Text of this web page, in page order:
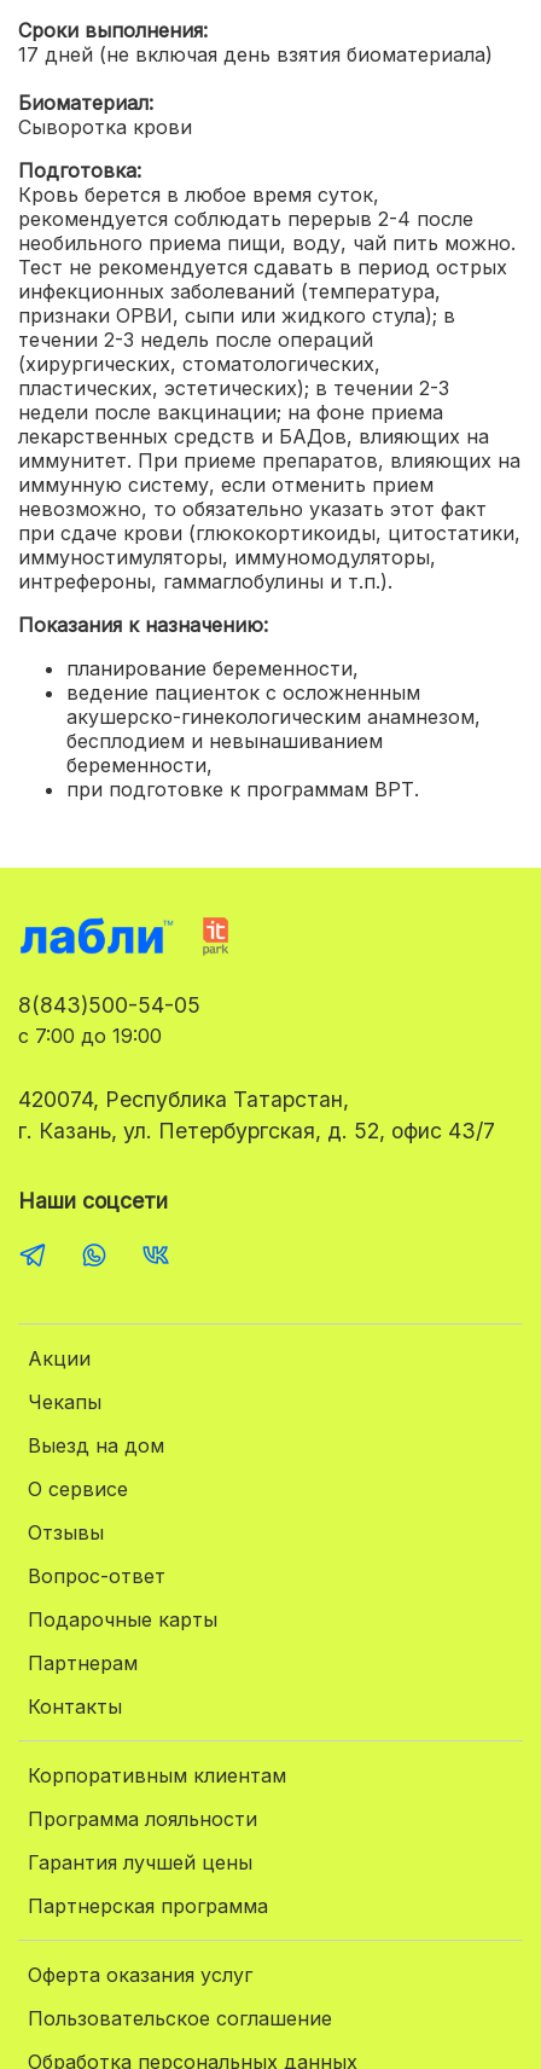
Сроки выполнения:
17 дней (не включая день взятия биоматериала)
Биоматериал:
Сыворотка крови
Подготовка:
Кровь берется в любое время суток,
рекомендуется соблюдать перерыв 2-4 после
необильного приема пищи, воду, чай пить можно.
Тест не рекомендуется сдавать в период острых
инфекционных заболеваний (температура,
признаки ОРВИ, сыпи или жидкого стула); в
течении 2-3 недель после операций
(хирургических, стоматологических,
пластических, эстетических); в течении 2-3
недели после вакцинации; на фоне приема
лекарственных средств и БАДов, влияющих на
иммунитет. При приеме препаратов, влияющих на
иммунную систему, если отменить прием
невозможно, то обязательно указать этот факт
при сдаче крови (глюкокортикоиды, цитостатики,
иммуностимуляторы, иммуномодуляторы,
интрефероны, гаммаглобулины и т.п.).
Показания к назначению:
планирование беременности,
ведение пациенток с осложненным
акушерско-гинекологическим анамнезом,
бесплодием и невынашиванием
беременности,
при подготовке к программам ВРТ.
Акции
Чекапы
Выезд на дом
О сервисе
Отзывы
Вопрос-ответ
Подарочные карты
Партнерам
Контакты
Корпоративным клиентам
Программа лояльности
Гарантия лучшей цены
Партнерская программа
Оферта оказания услуг
Пользовательское соглашение
Обработка персональных данных
8(843)500-54-05
с 7:00 до 19:00
420074, Республика Татарстан,
г. Казань, ул. Петербургская, д. 52, офис 43/7
Наши соцсети